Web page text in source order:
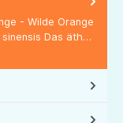
- Wilde Orange
sinensis Das äth…